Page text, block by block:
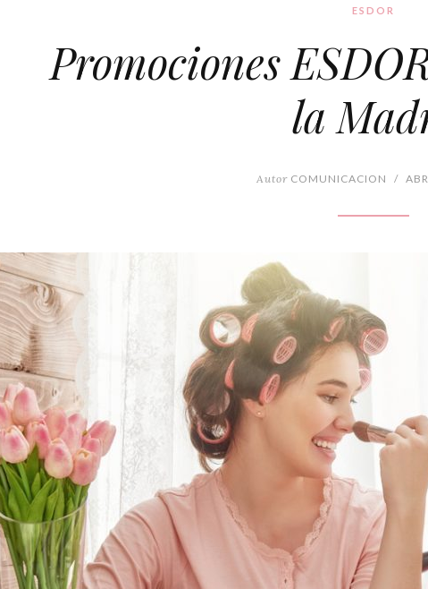
ESDOR
Promociones
la
Autor COMUNICACION /